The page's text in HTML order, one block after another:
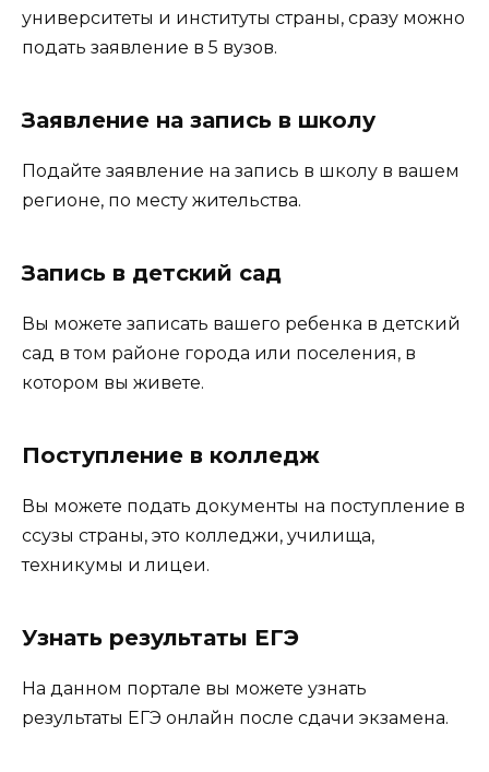
университеты и институты страны, сразу можно
подать заявление в 5 вузов.
Заявление на запись в школу
Подайте заявление на запись в школу в вашем
регионе, по месту жительства.
Запись в детский сад
Вы можете записать вашего ребенка в детский
сад в том районе города или поселения, в
котором вы живете.
Поступление в колледж
Вы можете подать документы на поступление в
ссузы страны, это колледжи, училища,
техникумы и лицеи.
Узнать результаты ЕГЭ
На данном портале вы можете узнать
результаты ЕГЭ онлайн после сдачи экзамена.